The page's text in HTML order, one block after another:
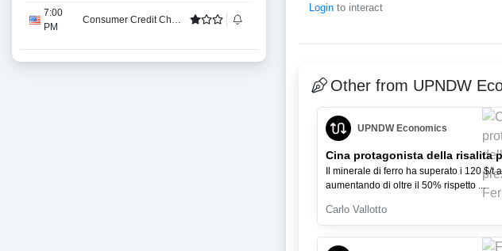
Login to interact
Other from UPNDW
UPNDW Economics
Cina protagonista della risalita
Il minerale di ferro ha superato i 120 $/t
aumentando di oltre il 50% rispetto ...
Carlo Vallotto
7:00
PM
Consumer Credit Change